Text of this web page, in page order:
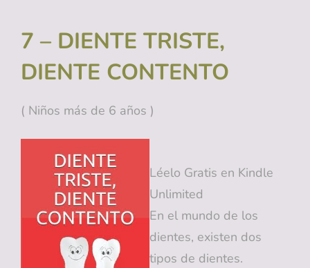
7 – DIENTE TRISTE,
DIENTE CONTENTO
( Niños más de 6 años )
Léelo Gratis en Kindle
Unlimited
En el mundo de los
dientes, existen dos
tipos de dientes.